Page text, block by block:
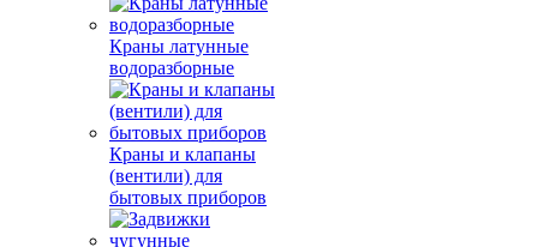
Краны латунные
водоразборные
Краны и клапаны
(вентили) для
бытовых приборов